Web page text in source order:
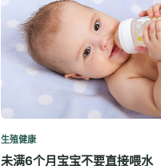
生殖健康
未满6个月宝宝不要直接喂水